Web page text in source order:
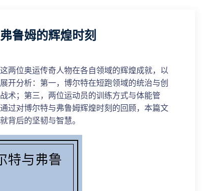
鲁姆的辉煌时刻
两位奥运传奇人物在各自领域的辉煌成就，以
开分析：第一，博尔特在短跑领域的统治与创
术；第三，两位运动员的训练方式与体能管
过对博尔特与弗鲁姆辉煌时刻的回顾，本篇文
背后的坚韧与智慧。